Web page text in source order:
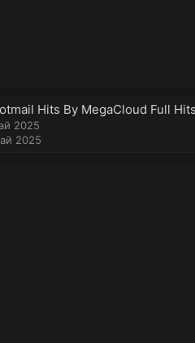
Hits By MegaCloud Full
2025
2025